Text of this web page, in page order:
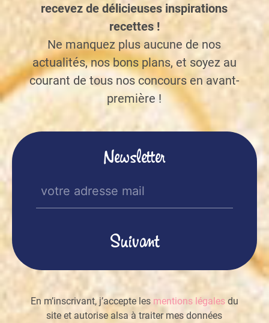
recevez de délicieuses inspirations
recettes !
Ne manquez plus aucune de nos
actualités, nos bons plans, et soyez au
courant de tous nos concours en avant-
première !
Newsletter
E-
mail
En m’inscrivant, j’accepte les mentions légalesdu
site et autorise alsa à traiter mes données